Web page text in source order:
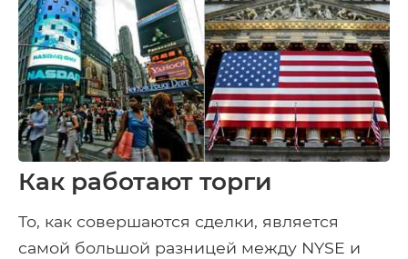
Как работают торги
То, как совершаются сделки, является
самой большой разницей между NYSE и